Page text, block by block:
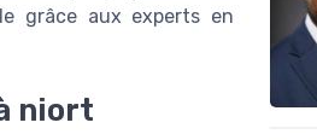
grâce aux experts en
niort